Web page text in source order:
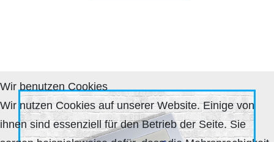
Wir benutzen Cookies
Wir nutzen Cookies auf unserer Website. Einige von
ihnen sind essenziell für den Betrieb der Seite. Sie